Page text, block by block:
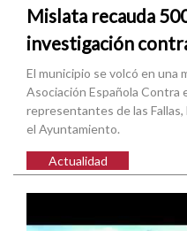
Mislata recauda
investigación
El municipio se volcó en una
Asociación Española Contra
representantes de las
el Ayuntamiento.
Actualidad